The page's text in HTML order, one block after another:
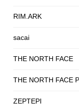
RIM.ARK
sacai
THE NORTH FACE
THE NORTH FACE
ZEPTEPI